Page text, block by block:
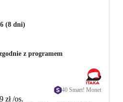
(8 dni)
z programem
40 Smart! Monet
zł/os.